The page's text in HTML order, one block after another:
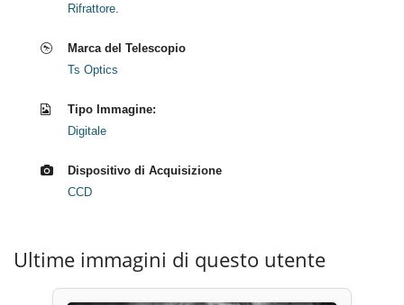
Rifrattore.
Marca del Telescopio
Ts Optics
Tipo Immagine:
Digitale
Dispositivo di Acquisizione
CCD
Ultime immagini di questo utente